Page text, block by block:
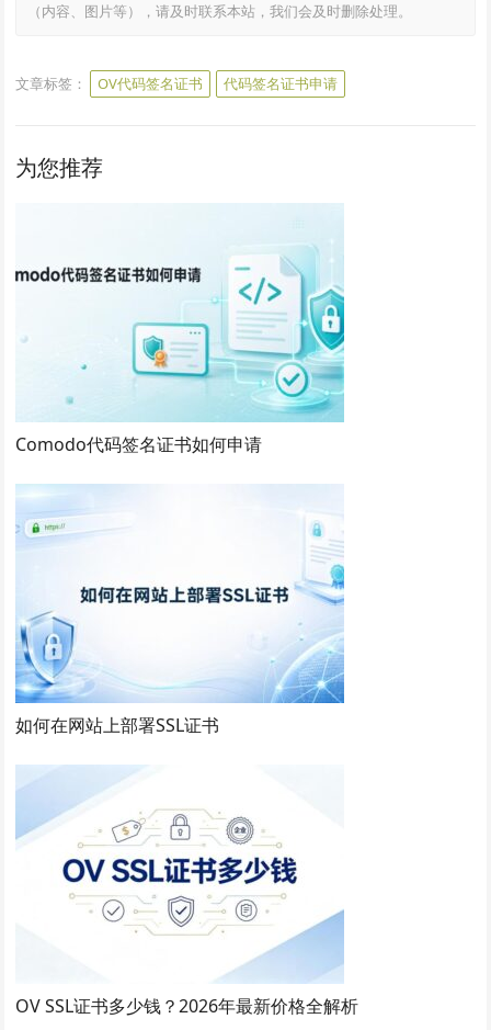
（内容、图片等），请及时联系本站，我们会及时删除处理。
文章标签： OV代码签名证书 代码签名证书申请
为您推荐
Comodo代码签名证书如何申请
如何在网站上部署SSL证书
OV SSL证书多少钱？2026年最新价格全解析